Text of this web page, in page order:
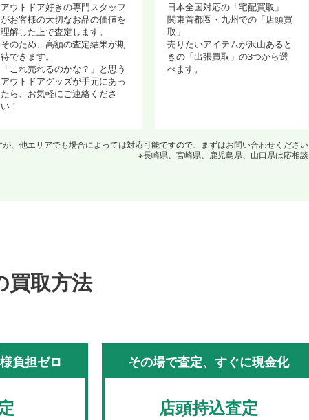
アウトドア好きの専門スタッフ
がお客様の大切なお品の価値を
理解した上で査定します。
そのため、高額の査定結果が期
待できます。
「これ売れるのかな？」と思う
アウトドアグッズが手元にあっ
たら、お気軽にご連絡くださ
い！
日本全国対応の「宅配買取」
関東首都圏・九州での「店頭買
取」
売りたいアイテムが沢山あると
きの「出張買取」の3つから選
べます。
、他エリアでも場合によっては対応可能ですので、まずはお問い合わせください
※長崎県、宮崎県、鹿児島県、山口県は応相談
買取方法
負担ゼロ その場で査定、すぐに現金化
店頭持込査定